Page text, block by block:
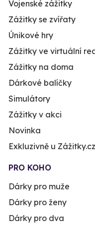
Vojenské zážitky
Zážitky se zvířaty
Únikové hry
Zážitky ve virtuální
Zážitky na doma
Dárkové balíčky
Simulátory
Zážitky v akci
Novinka
Exkluzivně u Zážitky.cz
PRO KOHO
Dárky pro muže
Dárky pro ženy
Dárky pro dva